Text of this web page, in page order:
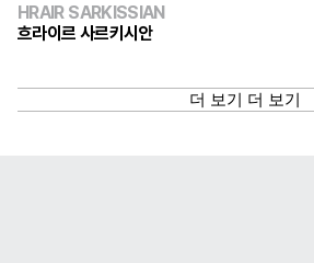
HRAIR SARKISSIAN
흐라이르 사르키시안
더 보기 더 보기